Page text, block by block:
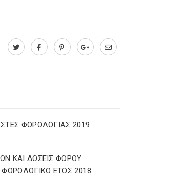
ΦΟΡΟΛΟΓΙΑΣ 2019
ΚΑΙ ΔΟΣΕΙΣ ΦΟΡΟΥ
ΕΤΟΣ 2018